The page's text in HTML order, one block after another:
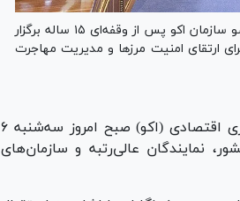
دبیرکل سازمان همکاری اقتصادی اکو با بیان اینکه نشست وزیران کشور عضو سازمان اکو پس از وقفه‌ای ۱۵ ساله برگزار
ارتقای امنیت مرز‌ها و مدیریت مهاجرت
چهارمین نشست وزیران کشور عضو سازمان همکاری اقتصادی (اکو) صبح امروز سه‌شنبه ۶
کشور، نمایندگان عالی‌رتبه و سازمان‌های